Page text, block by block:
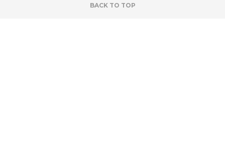
BACK TO TOP